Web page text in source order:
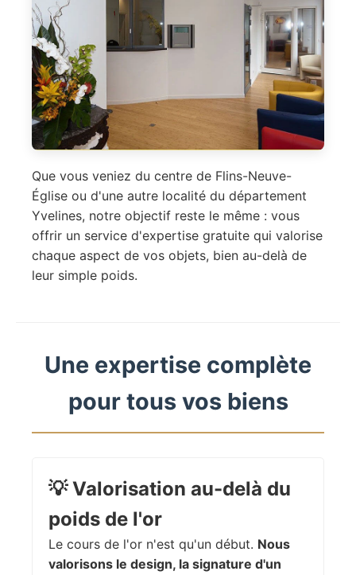
Que vous veniez du centre de Flins-Neuve-
Église ou d'une autre localité du département
Yvelines, notre objectif reste le même : vous
offrir un service d'expertise gratuite qui valorise
chaque aspect de vos objets, bien au-delà de
leur simple poids.
Une expertise complète
pour tous vos biens
💡Valorisation au-delà du
poids de l'or
Le cours de l'or n'est qu'un début. Nous
valorisons le design, la signature d'un